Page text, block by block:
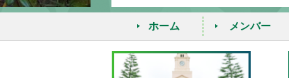
ホーム メンバー